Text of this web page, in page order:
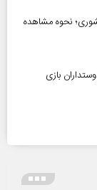
کشوری؛ نحوه مشاهده